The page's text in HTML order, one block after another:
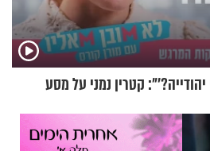
קטרין נמני על מסע